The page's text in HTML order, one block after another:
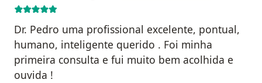
Dr. Pedro uma profissional excelente, pontual,
humano, inteligente querido . Foi minha
primeira consulta e fui muito bem acolhida e
ouvida !